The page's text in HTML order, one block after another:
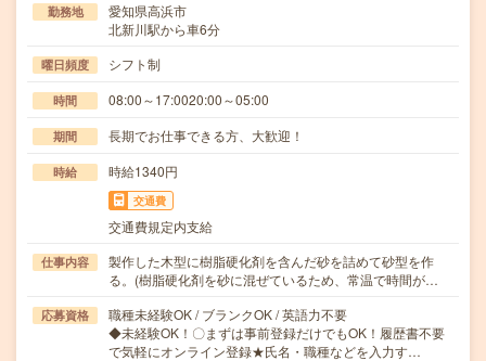
勤務地
愛知県高浜市
北新川駅から車6分
曜日頻度 シフト制
時間 08:00～17:0020:00～05:00
期間 長期でお仕事できる方、大歓迎！
時給 時給1340円
交通費
交通費規定内支給
仕事内容
製作した木型に樹脂硬化剤を含んだ砂を詰めて砂型を作
る。(樹脂硬化剤を砂に混ぜているため、常温で時間が…
応募資格
職種未経験OK / ブランクOK / 英語力不要
◆未経験OK！〇まずは事前登録だけでもOK！履歴書不要
で気軽にオンライン登録★氏名・職種などを入力す…